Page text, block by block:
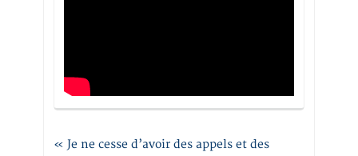
« Je ne cesse d’avoir des appels et des